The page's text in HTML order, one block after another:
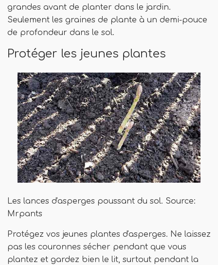
grandes avant de planter dans le jardin.
Seulement les graines de plante à un demi-pouce
de profondeur dans le sol.
Protéger les jeunes plantes
Les lances d'asperges poussant du sol. Source:
Mrpants
Protégez vos jeunes plantes d'asperges. Ne laissez
pas les couronnes sécher pendant que vous
plantez et gardez bien le lit, surtout pendant la